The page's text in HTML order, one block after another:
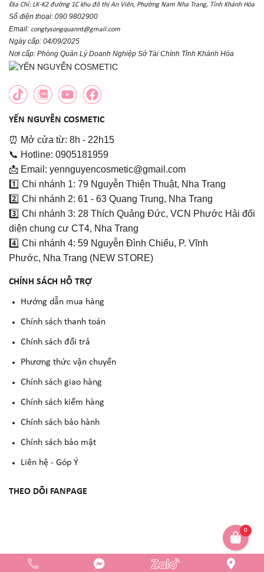
Địa Chỉ: LK-K2 đường 1C khu đô thị An Viên, Phường Nam Nha Trang, Tỉnh Khánh Hòa
Số điện thoại: 090 9802900
Email: congtysongquannt@gmail.com
Ngày cấp: 04/09/2025
Nơi cấp: Phòng Quản Lý Doanh Nghiệp Sở Tài Chính Tỉnh Khánh Hòa
YẾN NGUYỄN COSMETIC
⏰ Mở cửa từ: 8h - 22h15
📞 Hotline: 0905181959
📩 Email: yennguyencosmetic@gmail.com
1️⃣ Chi nhánh 1: 79 Nguyễn Thiện Thuật, Nha Trang
2️⃣ Chi nhánh 2: 61 - 63 Quang Trung, Nha Trang
3️⃣ Chi nhánh 3: 28 Thích Quảng Đức, VCN Phước Hải đối
diện chung cư CT4, Nha Trang
4️⃣ Chi nhánh 4: 59 Nguyễn Đình Chiểu, P. Vĩnh
Phước, Nha Trang (NEW STORE)
CHÍNH SÁCH HỖ TRỢ
Hướng dẫn mua hàng
Chính sách thanh toán
Chính sách đổi trả
Phương thức vận chuyển
Chính sách giao hàng
Chính sách kiểm hàng
Chính sách bảo hành
Chính sách bảo mật
Liên hệ - Góp Ý
THEO DÕI FANPAGE
Copyright © 2023 - YẾN NGUYỄN COSMETIC. All rights reserved. Design by
0